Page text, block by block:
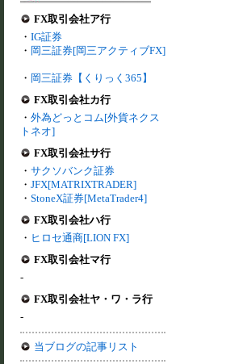
FX取引会社ア行
・ IG証券
・ 岡三証券[岡三アクティブFX]
・ 岡三証券【くりっく365】
FX取引会社カ行
・ 外為どっとコム[外貨ネクス
トネオ]
FX取引会社サ行
・ サクソバンク証券
・ JFX[MATRIXTRADER]
・ StoneX証券[MetaTrader4]
FX取引会社ハ行
・ ヒロセ通商[LION FX]
FX取引会社マ行
-
FX取引会社ヤ・ワ・ラ行
-
当ブログの記事リスト